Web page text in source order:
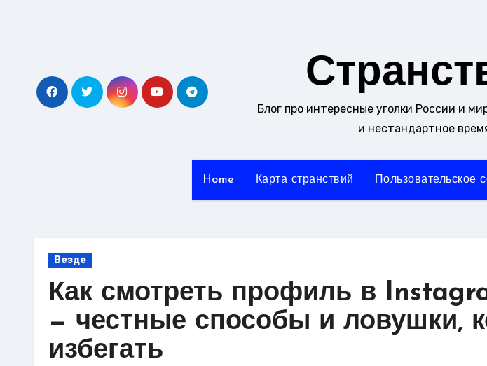
Блог про интересные уголки России и
и нестандартное
Home Карта странствий Пользовательское
Везде
Как смотреть профиль в
— честные способы и ловушки,
избегать